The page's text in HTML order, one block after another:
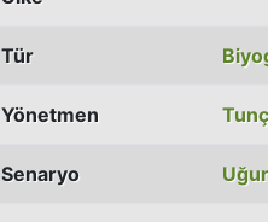
Tür
Yönetmen
Senaryo